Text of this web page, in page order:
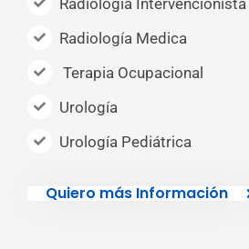
Radiología Intervencionista
Radiología Medica
Terapia Ocupacional
Urología
Urología Pediátrica
Quiero más Información